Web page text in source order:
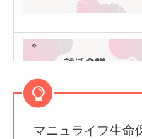
マニュライフ生命